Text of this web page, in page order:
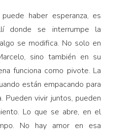
haber esperanza, es
donde se interrumpe la
se modifica. No solo en
sino también en su
funciona como pivote. La
están empacando para
Pueden vivir juntos, pueden
Lo que se abre, en el
No hay amor en esa